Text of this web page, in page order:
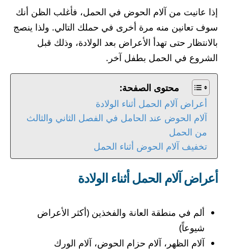
إذا عانيت من آلام الحوض في الحمل، فأغلب الظن أنك
سوف تعانين منه مرة أخرى في حملك التالي. ولذا ينصج
بالانتظار حتى تهدأ الأعراض بعد الولادة، وذلك قبل
الشروع في الحمل بطفل آخر.
محتوى الصفحة:
أعراض آلام الحمل أثناء الولادة
آلام الحوض عند الحامل في الفصل الثاني والثالث
من الحمل
تخفيف آلام الحوض أثناء الحمل
أعراض آلام الحمل أثناء الولادة
ألم في منطقة العانة والفخذين (أكثر الأعراض
شيوعاً)
آلام الظهر، آلام حزام الحوض، آلام الورك